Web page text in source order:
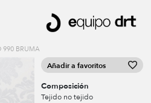
990 BRUMA
Añadir a favoritos
Composición
Tejido no tejido